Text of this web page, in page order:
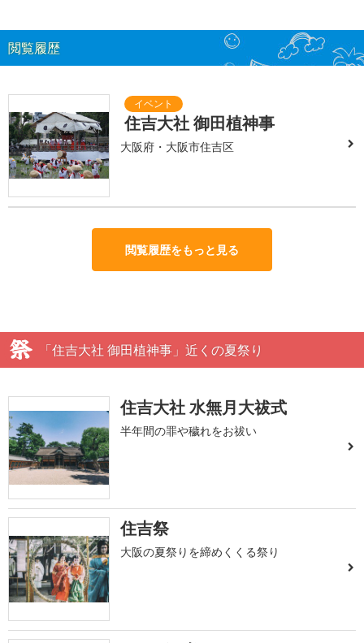
閲覧履歴
住吉大社 御田植神事
大阪府・大阪市住吉区
閲覧履歴をもっと見る
「住吉大社 御田植神事」近くの夏祭り
住吉大社 水無月大祓式
半年間の罪や穢れをお祓い
住吉祭
大阪の夏祭りを締めくくる祭り